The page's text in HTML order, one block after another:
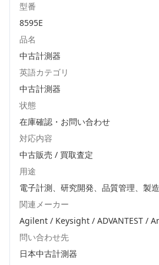
型番
8595E
品名
中古計測器
英語カテゴリ
中古計測器
状態
在庫確認・お問い合わせ
対応内容
中古販売 / 買取査定
用途
電子計測、研究開発、品質管理、製
関連メーカー
Agilent / Keysight / ADVANTEST /
問い合わせ先
日本中古計測器